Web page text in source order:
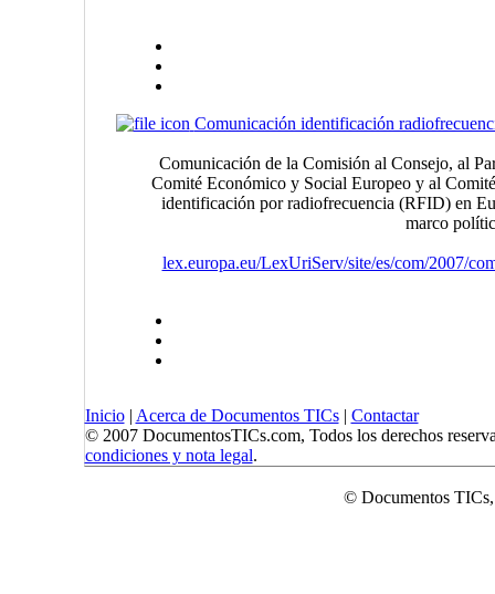
Comunicación identificación
Comunicación de la Comisión al Consejo, al
Comité Económico y Social Europeo y al
identificación por radiofrecuencia (RFID) en
marco
lex.europa.eu/LexUriServ/site/es/com/2007/
Inicio| Acerca de Documentos TICs| Contactar
© 2007 DocumentosTICs.com, Todos los derechos
condiciones y nota legal.
© Documentos